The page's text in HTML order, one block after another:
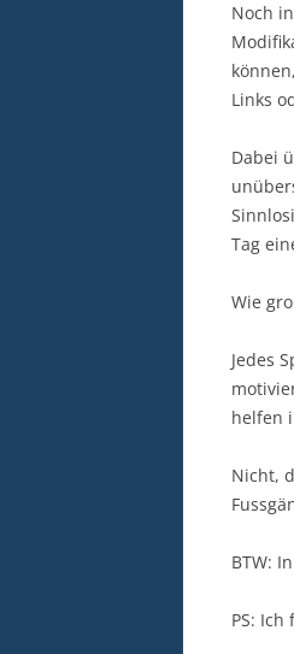
Noch
Links
Dabei
Tag
Wie
Jedes
helfen
Nicht,
BTW:
PS: